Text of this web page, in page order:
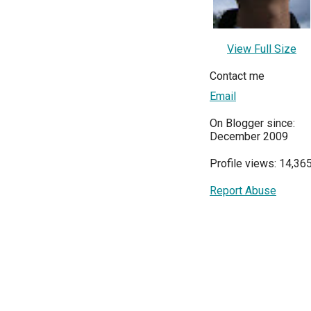
View Full Size
Contact me
Email
On Blogger since:
December 2009
Profile views:
Report Abuse